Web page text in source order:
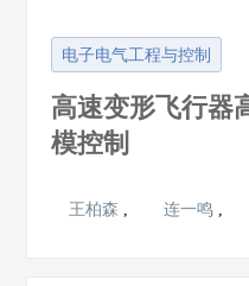
电子电气工程与控制
高速变形飞行器
模控制
王柏森 , 连一鸣 ,